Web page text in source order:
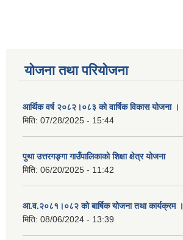
योजना तथा परियोजना
आर्थिक वर्ष २०८२।०८३ को वार्षिक विकास योजना ।
मिति: 07/28/2025 - 15:44
पुथा उत्तरगङ्गा गाउँपालिकाको शिक्षा क्षेत्र योजना
मिति: 06/20/2025 - 11:42
आ.व.२०८१।०८२ को बार्षिक योजना तथा कार्यक्रम ।
मिति: 08/06/2024 - 13:39